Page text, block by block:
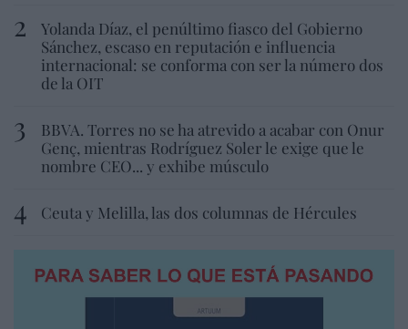
Yolanda Díaz, el penúltimo fiasco del Gobierno
Sánchez, escaso en reputación e influencia
internacional: se conforma con ser la número dos
de la OIT
BBVA. Torres no se ha atrevido a acabar con Onur
Genç, mientras Rodríguez Soler le exige que le
nombre CEO... y exhibe músculo
Ceuta y Melilla, las dos columnas de Hércules